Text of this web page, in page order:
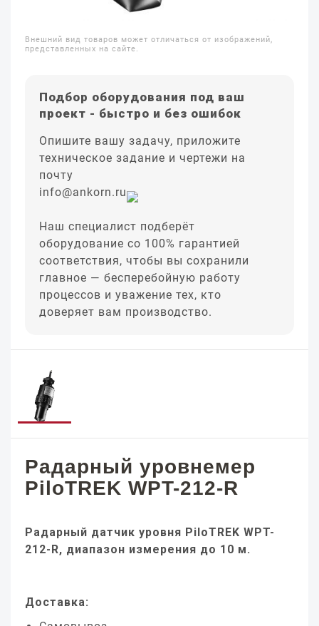
Внешний вид товаров может отличаться от изображений,
представленных на сайте.
Подбор оборудования под ваш
проект - быстро и без ошибок
Опишите вашу задачу, приложите
техническое задание и чертежи на
почту
info@ankorn.ru
Наш специалист подберёт
оборудование со 100% гарантией
соответствия, чтобы вы сохранили
главное — бесперебойную работу
процессов и уважение тех, кто
доверяет вам производство.
Радарный уровнемер
PiloTREK WPT-212-R
Радарный датчик уровня PiloTREK WPT-
212-R, диапазон измерения до 10 м.
Доставка: